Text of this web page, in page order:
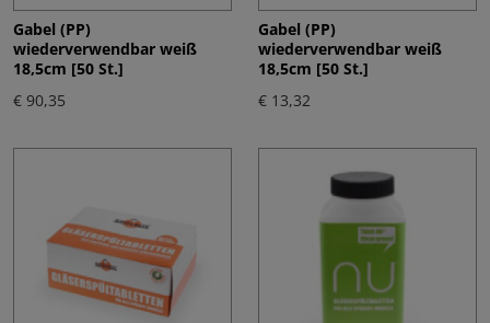
Gabel (PP)
wiederverwendbar weiß
18,5cm [50 St.]
€ 90,35
Gabel (PP)
wiederverwendbar weiß
18,5cm [50 St.]
€ 13,32